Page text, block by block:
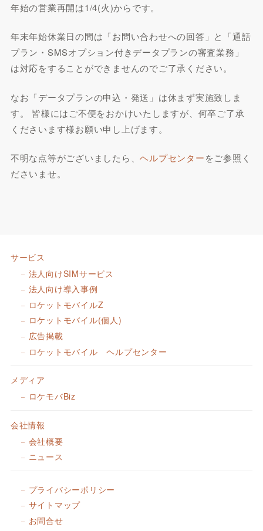
年始の営業再開は1/4(火)からです。
年末年始休業日の間は「お問い合わせへの回答」と「通話
プラン・SMSオプション付きデータプランの審査業務」
は対応をすることができませんのでご了承ください。
なお「データプランの申込・発送」は休まず実施致しま
す。 皆様にはご不便をおかけいたしますが、何卒ご了承
くださいます様お願い申し上げます。
不明な点等がございましたら、ヘルプセンターをご参照く
ださいませ。
サービス
法人向けSIMサービス
法人向け導入事例
ロケットモバイルZ
ロケットモバイル(個人)
広告掲載
ロケットモバイル ヘルプセンター
メディア
ロケモバBiz
会社情報
会社概要
ニュース
プライバシーポリシー
サイトマップ
お問合せ